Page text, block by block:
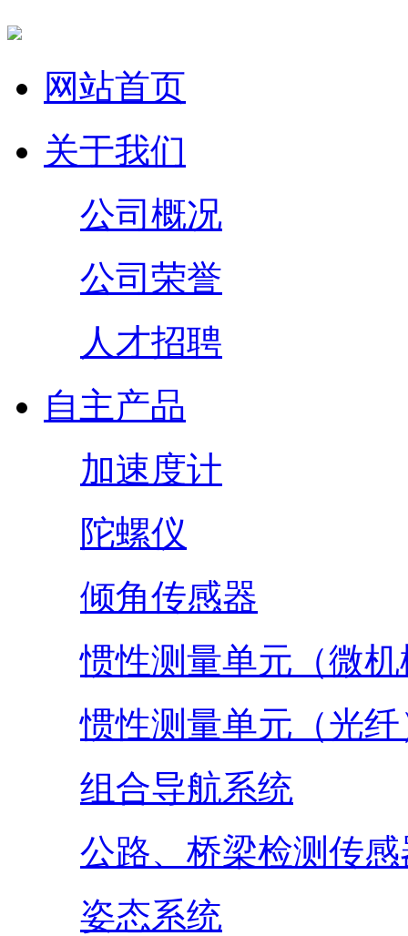
网站首页
关于我们
公司概况
公司荣誉
人才招聘
自主产品
加速度计
陀螺仪
倾角传感器
惯性测量单元（微
惯性测量单元（光纤
组合导航系统
公路、桥梁检测传感
姿态系统